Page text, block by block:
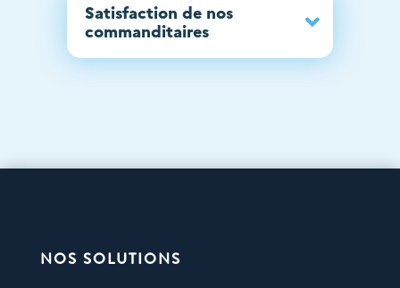
Satisfaction de nos
commanditaires
NOS SOLUTIONS